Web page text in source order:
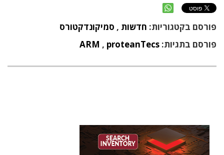
פורסם בקטגוריות: חדשות , סמיקונדקטורס
פורסם בתגיות:
ARM , proteanTecs